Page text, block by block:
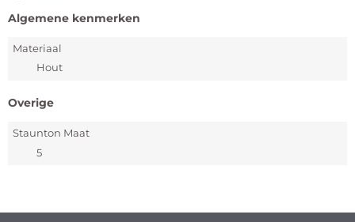
Algemene kenmerken
Materiaal
Hout
Overige
Staunton Maat
5